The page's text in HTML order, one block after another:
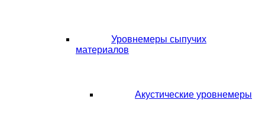
Уровнемеры сыпучих
материалов
Акустические уровнемеры